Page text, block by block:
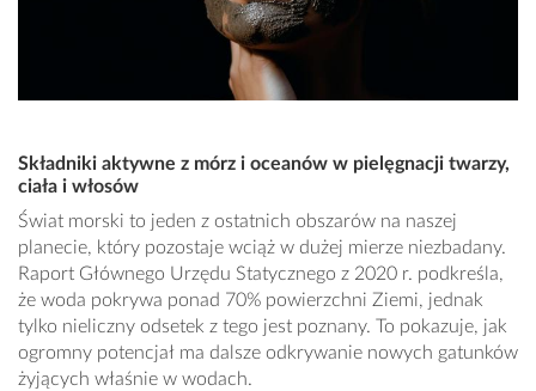
Składniki aktywne z mórz i oceanów w pielęgnacji twarzy,
ciała i włosów
Świat morski to jeden z ostatnich obszarów na naszej
planecie, który pozostaje wciąż w dużej mierze niezbadany.
Raport Głównego Urzędu Statycznego z 2020 r. podkreśla,
że woda pokrywa ponad 70% powierzchni Ziemi, jednak
tylko nieliczny odsetek z tego jest poznany. To pokazuje, jak
ogromny potencjał ma dalsze odkrywanie nowych gatunków
żyjących właśnie w wodach.